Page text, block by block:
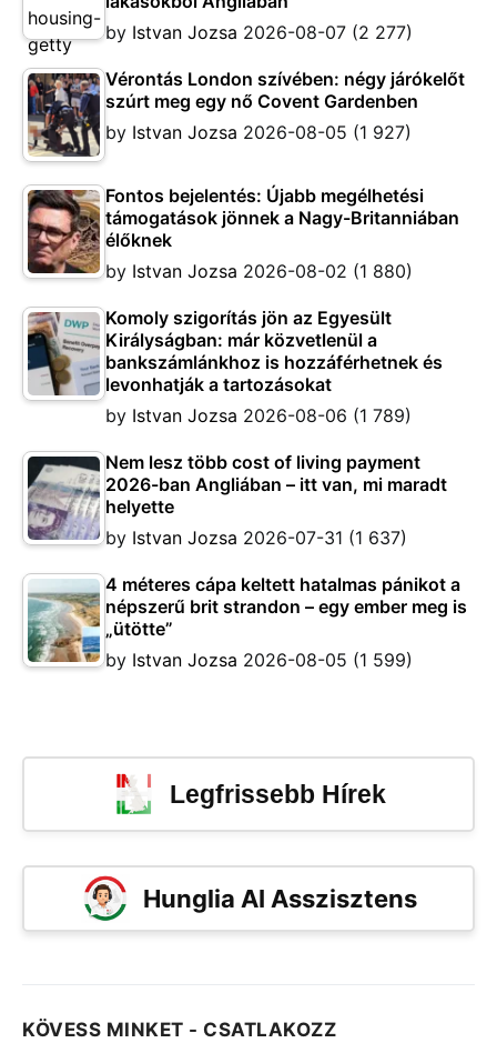
by Istvan Jozsa 2026-08-07 (2 277)
Vérontás London szívében: négy járókelőt
szúrt meg egy nő Covent Gardenben
by Istvan Jozsa 2026-08-05 (1 927)
Fontos bejelentés: Újabb megélhetési
támogatások jönnek a Nagy-Britanniában
élőknek
by Istvan Jozsa 2026-08-02 (1 880)
Komoly szigorítás jön az Egyesült
Királyságban: már közvetlenül a
bankszámlánkhoz is hozzáférhetnek és
levonhatják a tartozásokat
by Istvan Jozsa 2026-08-06 (1 789)
Nem lesz több cost of living payment
2026-ban Angliában – itt van, mi maradt
helyette
by Istvan Jozsa 2026-07-31 (1 637)
4 méteres cápa keltett hatalmas pánikot a
népszerű brit strandon – egy ember meg is
„ütötte”
by Istvan Jozsa 2026-08-05 (1 599)
Legfrissebb Hírek
Hunglia AI Asszisztens
KÖVESS MINKET - CSATLAKOZZ